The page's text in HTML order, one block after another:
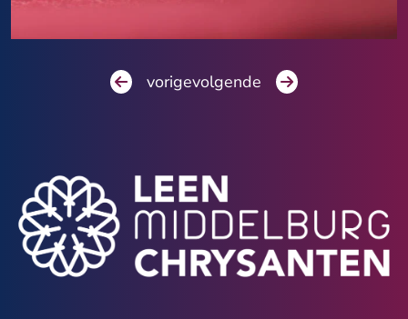
vorigevolgende